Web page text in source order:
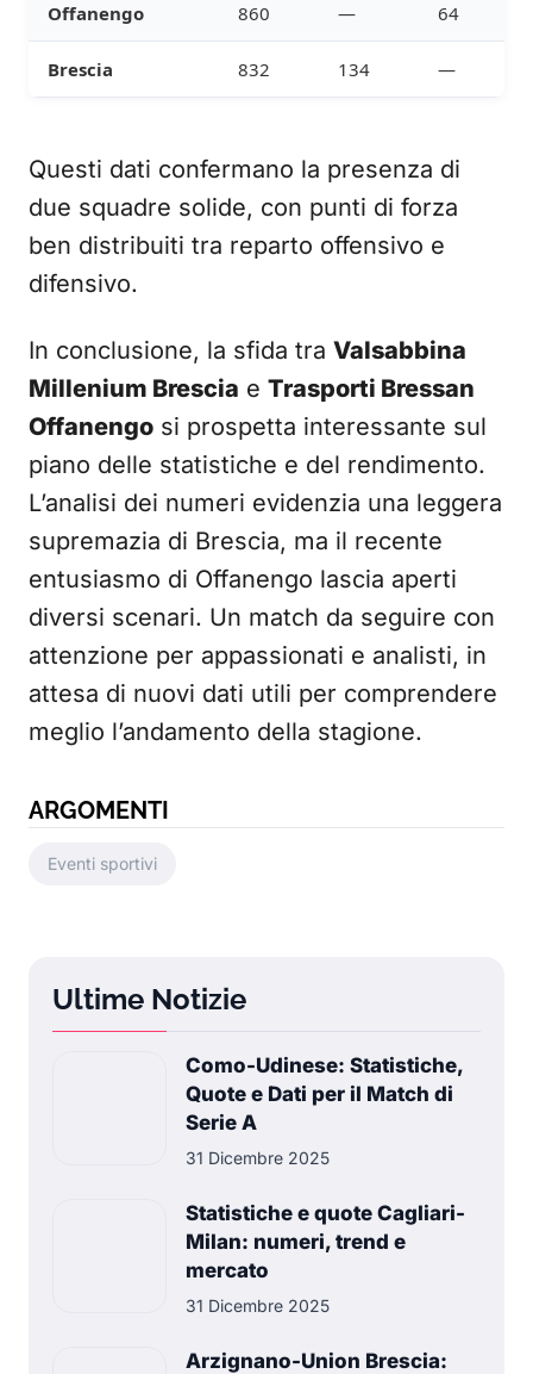
Offanengo
860 — 64
Brescia 832 134 —
Questi dati confermano la presenza di
due squadre solide, con punti di forza
ben distribuiti tra reparto offensivo e
difensivo.
In conclusione, la sfida tra Valsabbina
Millenium Brescia e Trasporti Bressan
Offanengo si prospetta interessante sul
piano delle statistiche e del rendimento.
L’analisi dei numeri evidenzia una leggera
supremazia di Brescia, ma il recente
entusiasmo di Offanengo lascia aperti
diversi scenari. Un match da seguire con
attenzione per appassionati e analisti, in
attesa di nuovi dati utili per comprendere
meglio l’andamento della stagione.
ARGOMENTI
Eventi sportivi
Ultime Notizie
Como-Udinese: Statistiche,
Quote e Dati per il Match di
Serie A
31 Dicembre 2025
Statistiche e quote Cagliari-
Milan: numeri, trend e
mercato
31 Dicembre 2025
Arzignano-Union Brescia: